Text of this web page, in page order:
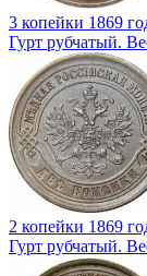
3 копейки 1869
Гурт рубчатый.
2 копейки 1869
Гурт рубчатый.